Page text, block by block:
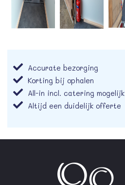
Accurate bezorging
Korting bij ophalen
All-in incl. catering mogelijk
Altijd een duidelijk offerte